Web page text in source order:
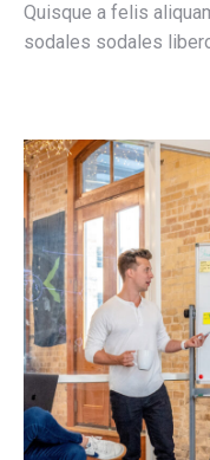
Quisque a felis
sodales sodales